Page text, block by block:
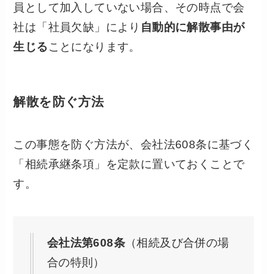
員として加入していない場合、その時点で会
社は「社員欠缺」により 自動的に解散事由が
生じることになります。
解散を防ぐ方法
この事態を防ぐ方法が、会社法608条に基づく
「相続承継条項」を定款に置いておくことで
す。
会社法第608条 （相続及び合併の場
合の特則）